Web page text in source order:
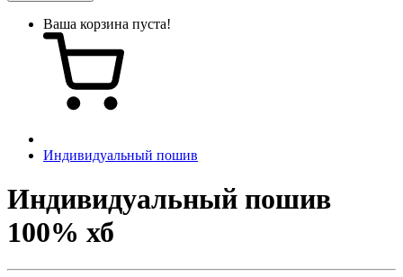
Ваша корзина пуста!
Индивидуальный пошив
Индивидуальный пошив
100% хб